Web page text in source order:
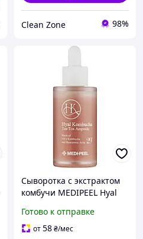
Clean Zone 98%
Сыворотка с экстрактом
комбучи MEDIPEEL Hyal
Ampoule 50 мл
(8809409346458)
Готово к отправке
от58₴/мес